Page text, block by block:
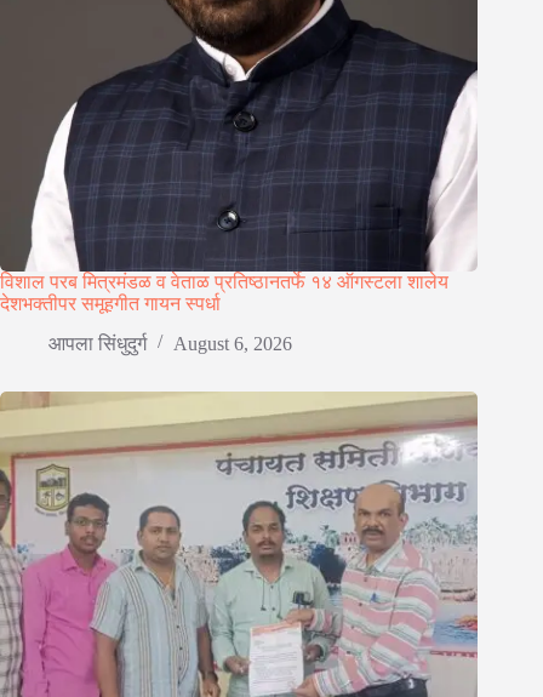
विशाल परब मित्रमंडळ व वेताळ प्रतिष्ठानतर्फे १४ ऑगस्टला शालेय
देशभक्तीपर समूहगीत गायन स्पर्धा
आपला सिंधुदुर्ग
August 6, 2026